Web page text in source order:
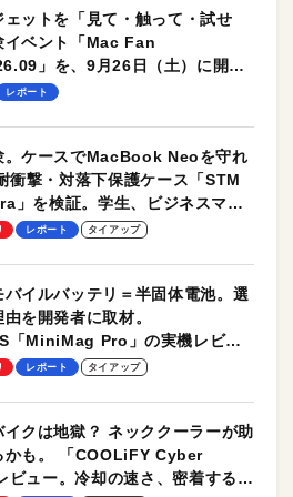
ェットを「見て・触って・試せ
イベント「Mac Fan
」を、9月26日（土）に開催
レポート
。ケースでMacBook Neoを守れ
衝撃・対落下保護ケース「STM
」を検証。学生、ビジネスマン
ルユースに最適！
レポート タイアップ
バイルバッテリ＝半固体電池。選
を開発者に取材。
「MiniMag Pro」の実機レビュ
レポート タイアップ
イクは地獄？ ネッククーラーが助
かも。 「COOLiFY Cyber
ビュー。冷却の速さ、密着する冷